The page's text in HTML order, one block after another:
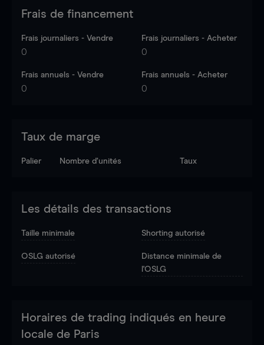
Frais de financement
Frais journaliers - Vendre
0
Frais journaliers - Acheter
0
Frais annuels - Vendre
0
Frais annuels - Acheter
0
Taux de marge
Palier Nombre d’unités Taux
Les détails des transactions
Taille minimale Shorting autorisé
OSLG autorisé
Distance minimale de
l'OSLG
Horaires de trading indiqués en heure
locale de Paris